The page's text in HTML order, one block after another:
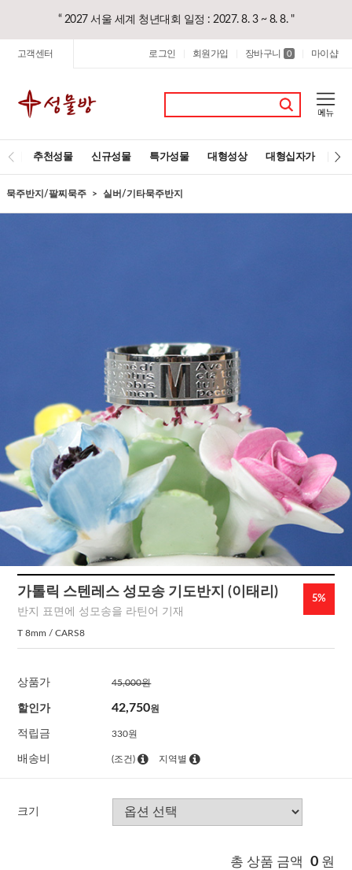
“ 2027 서울 세계 청년대회 일정 : 2027. 8. 3 ~ 8. 8. "
고객센터 로그인 회원가입 장바구니 0 마이샵
추천성물 신규성물 특가성물 대형성상 대형십자가 레
묵주반지/팔찌묵주 실버/기타묵주반지
가톨릭 스텐레스 성모송 기도반지 (이태리)
반지 표면에 성모송을 라틴어 기재
T 8mm / CARS8
5%
상품가 45,000원
할인가 42,750원
적립금 330원
배송비 (조건) 지역별
크기
총 상품 금액 0 원